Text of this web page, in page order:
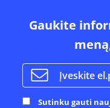
Gaukite
Sutinku gauti